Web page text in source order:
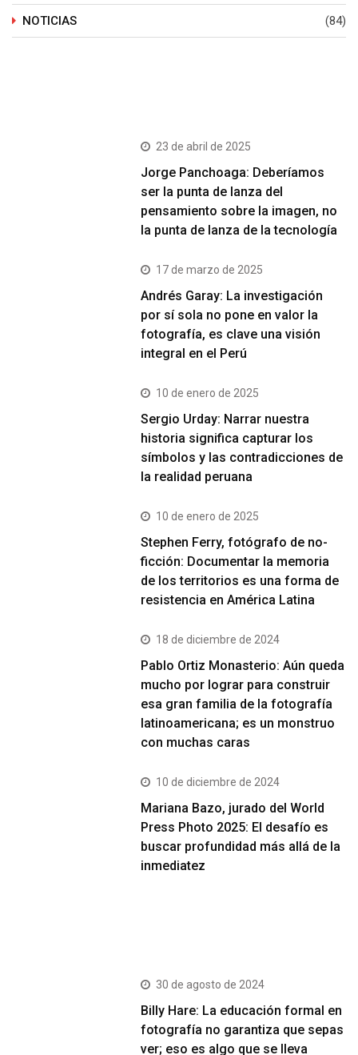
NOTICIAS (84)
23 de abril de 2025
Jorge Panchoaga: Deberíamos
ser la punta de lanza del
pensamiento sobre la imagen, no
la punta de lanza de la tecnología
17 de marzo de 2025
Andrés Garay: La investigación
por sí sola no pone en valor la
fotografía, es clave una visión
integral en el Perú
10 de enero de 2025
Sergio Urday: Narrar nuestra
historia significa capturar los
símbolos y las contradicciones de
la realidad peruana
10 de enero de 2025
Stephen Ferry, fotógrafo de no-
ficción: Documentar la memoria
de los territorios es una forma de
resistencia en América Latina
18 de diciembre de 2024
Pablo Ortiz Monasterio: Aún queda
mucho por lograr para construir
esa gran familia de la fotografía
latinoamericana; es un monstruo
con muchas caras
10 de diciembre de 2024
Mariana Bazo, jurado del World
Press Photo 2025: El desafío es
buscar profundidad más allá de la
inmediatez
30 de agosto de 2024
Billy Hare: La educación formal en
fotografía no garantiza que sepas
ver; eso es algo que se lleva